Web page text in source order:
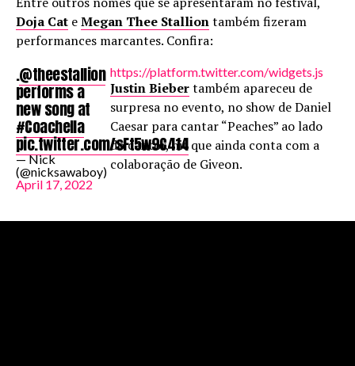
Doja Cat eMegan Thee Stalliontambém fizeram
performances marcantes. Confira:
.@theestallion
performs a
new song at
#Coachella
pic.twitter.com/sFt5w9C414
— Nick
(@nicksawaboy)
April 17, 2022
https://platform.twitter.com/widgets.js
Justin Biebertambém apareceu de
surpresa no evento, no show de Daniel
Caesar para cantar “Peaches” ao lado
do cantor, hit que ainda conta com a
colaboração de Giveon.